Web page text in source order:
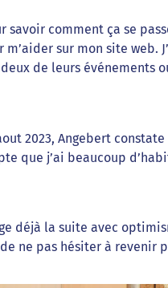
savoir comment ça se
m’aider sur mon site
de leurs
2023, Angebert
que j’ai beaucoup
déjà la suite avec
ne pas hésiter à revenir